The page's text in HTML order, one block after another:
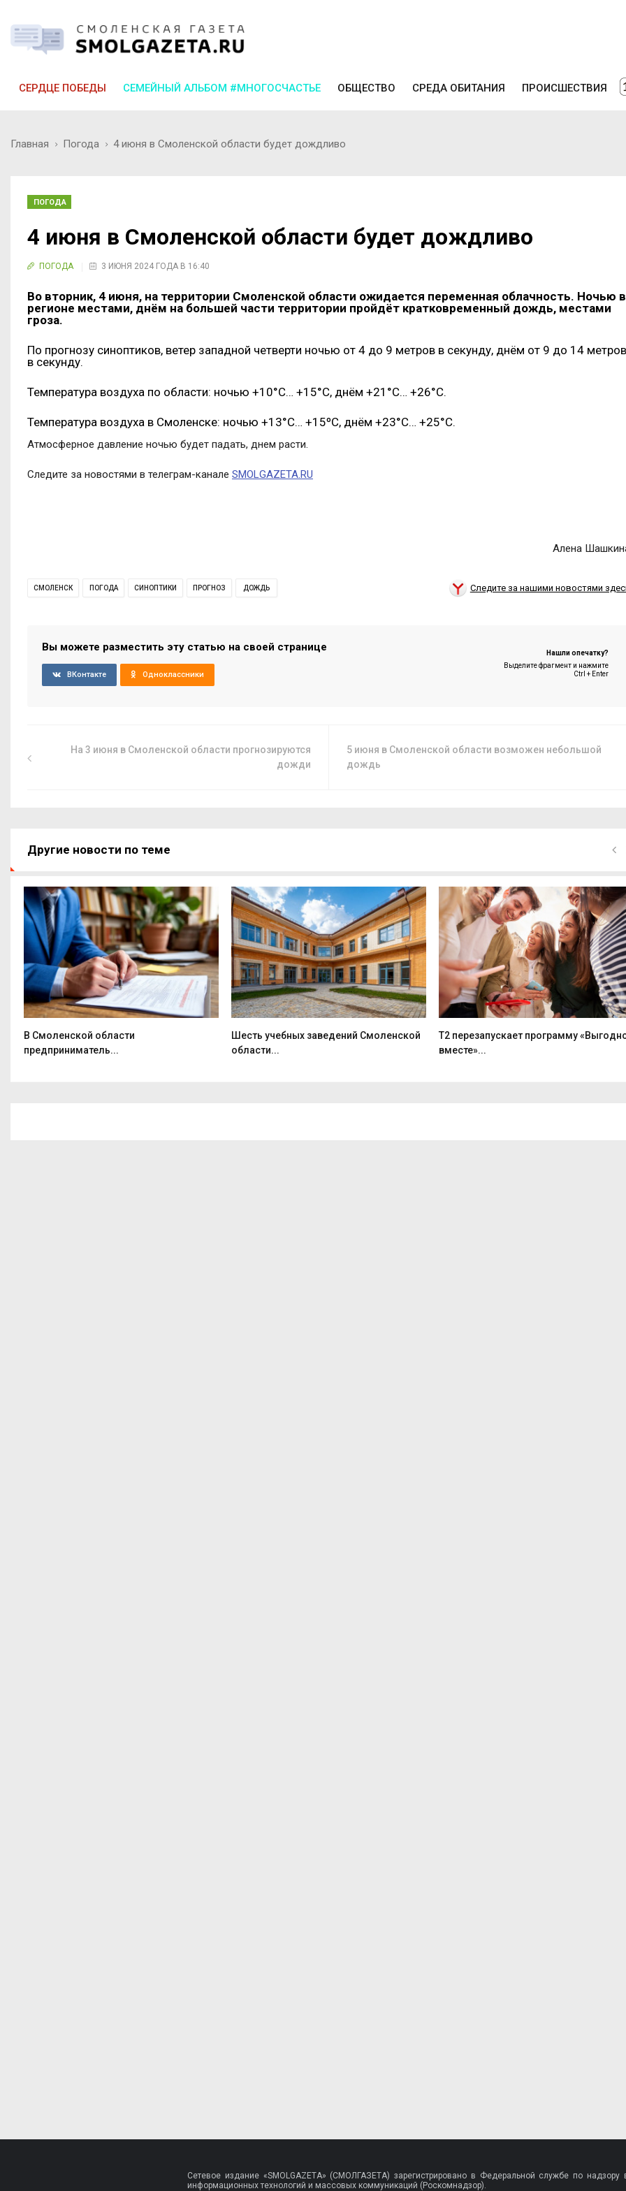
СЕРДЦЕ ПОБЕДЫ СЕМЕЙНЫЙ АЛЬБОМ #МНОГОСЧАСТЬЕ ОБЩЕСТВО СРЕДА ОБИТАНИЯ ПРОИСШЕСТВИЯ
Главная Погода 4 июня в Смоленской области будет дождливо
ПОГОДА
4 июня в Смоленской области будет дождливо
ПОГОДА 3 ИЮНЯ 2024 ГОДА В 16:40
Во вторник, 4 июня, на территории Смоленской области ожидается переменная облачность. Ночью в
регионе местами, днём на большей части территории пройдёт кратковременный дождь, местами
гроза.
По прогнозу синоптиков, ветер западной четверти ночью от 4 до 9 метров в секунду, днём от 9 до 14 метров
в секунду.
Температура воздуха по области: ночью +10°С… +15°С, днём +21°С… +26°С.
Температура воздуха в Смоленске: ночью +13°С… +15ºС, днём +23°С… +25°С.
Атмосферное давление ночью будет падать, днем расти.
Следите за новостями в телеграм-канале SMOLGAZETA.RU
Алена
СМОЛЕНСК ПОГОДА СИНОПТИКИ ПРОГНОЗ ДОЖДЬ Следите за нашими новостями
Вы можете разместить эту статью на своей странице
ВКонтакте Одноклассники
Нашли опечатку?
Выделите фрагмент и нажмите
Ctrl + Enter
На 3 июня в Смоленской области прогнозируются
дожди
5 июня в Смоленской области возможен небольшой
дождь
Другие новости по теме
В Смоленской области
предприниматель...
Шесть учебных заведений Смоленской
области...
Т2 перезапускает программу
вместе»...
Сетевое издание «SMOLGAZETA» (СМОЛГАЗЕТА) зарегистрировано в Федеральной службе по надзору
информационных технологий и массовых коммуникаций (Роскомнадзор).